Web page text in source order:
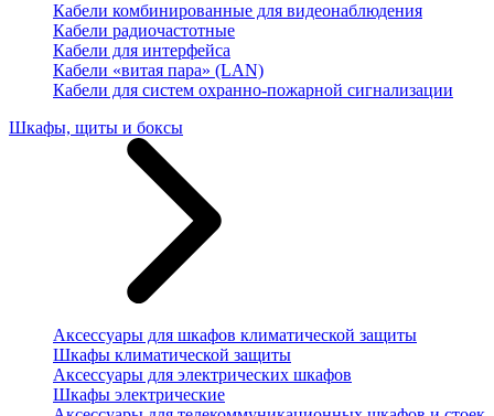
Кабели комбинированные для видеонаблюдения
Кабели радиочастотные
Кабели для интерфейса
Кабели «витая пара» (LAN)
Кабели для систем охранно-пожарной сигнализации
Шкафы, щиты и боксы
Аксессуары для шкафов климатической защиты
Шкафы климатической защиты
Аксессуары для электрических шкафов
Шкафы электрические